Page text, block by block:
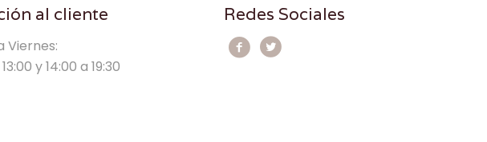
al cliente
Viernes:
y 14:00 a 19:30
Redes Sociales